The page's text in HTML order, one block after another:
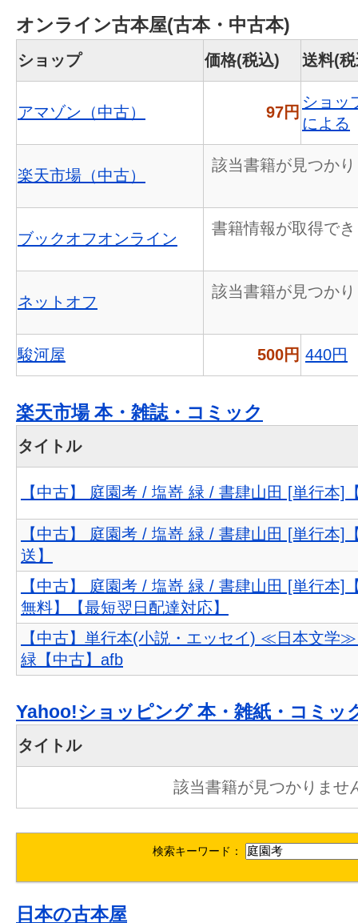
オンライン古本屋(古本・中古本)
ショップ 価格(税込) 送料(
アマゾン（中古） 97円
ショッ
による
楽天市場（中古）
該当書籍が見つか
ブックオフオンライン
書籍情報が取得で
ネットオフ
該当書籍が見つか
駿河屋 500円 440円
楽天市場 本・雑誌・コミック
タイトル
【中古】 庭園考 / 塩嵜 緑 / 書肆山田 [単行本]
【中古】 庭園考 / 塩嵜 緑 / 書肆山田 [単行本]
送】
【中古】 庭園考 / 塩嵜 緑 / 書肆山田 [単行本]
無料】【最短翌日配達対応】
【中古】単行本(小説・エッセイ) ≪日本文学
緑【中古】afb
Yahoo!ショッピング 本・雑紙・コミッ
タイトル
該当書籍が見つかりませ
検索キーワード：
日本の古本屋